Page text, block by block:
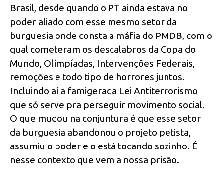
Brasil, desde quando o PT ainda estava no
poder aliado com esse mesmo setor da
burguesia onde consta a máfia do PMDB, com o
qual cometeram os descalabros da Copa do
Mundo, Olímpíadas, Intervenções Federais,
remoções e todo tipo de horrores juntos.
Incluindo aí a famigerada Lei Antiterrorismo
que só serve pra perseguir movimento social.
O que mudou na conjuntura é que esse setor
da burguesia abandonou o projeto petista,
assumiu o poder e o está tocando sozinho. É
nesse contexto que vem a nossa prisão.